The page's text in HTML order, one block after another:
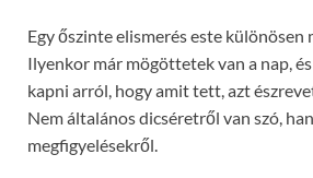
Egy őszinte elismerés este különösen
Ilyenkor már mögöttetek van a nap,
kapni arról, hogy amit tett, azt
Nem általános dicséretről van szó,
megfigyelésekről.